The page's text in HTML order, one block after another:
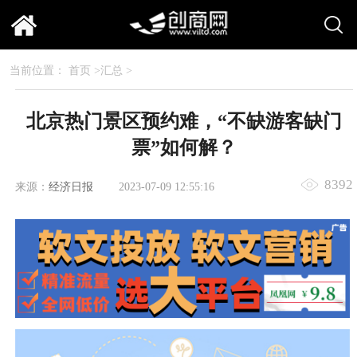
当前位置： 首页 >汇总 >
北京热门景区预约难，“不缺游客缺门
票”如何解？
来源： 经济日报 2023-07-09 12:55:16 8392